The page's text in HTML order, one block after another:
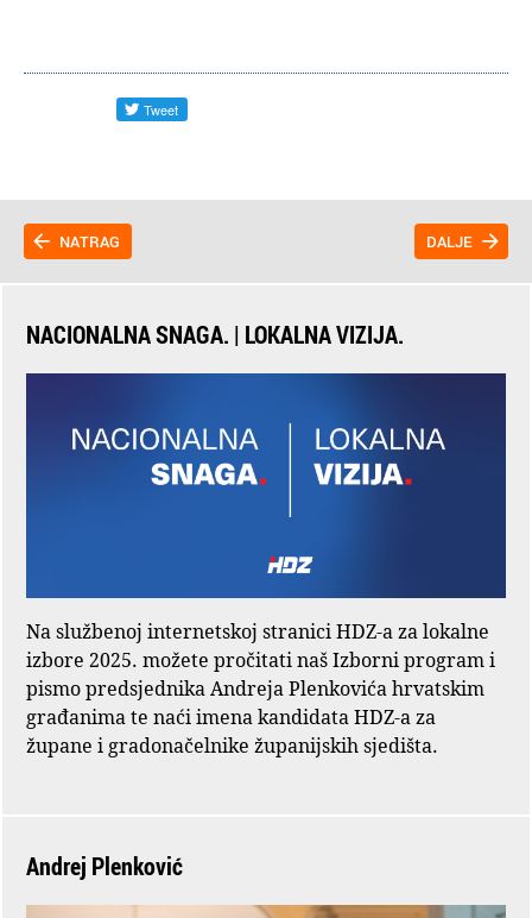
NATRAG DALJE
NACIONALNA SNAGA. | LOKALNA VIZIJA.
Na službenoj internetskoj stranici HDZ-a za lokalne
izbore 2025. možete pročitati naš Izborni program i
pismo predsjednika Andreja Plenkovića hrvatskim
građanima te naći imena kandidata HDZ-a za
župane i gradonačelnike županijskih sjedišta.
Andrej Plenković